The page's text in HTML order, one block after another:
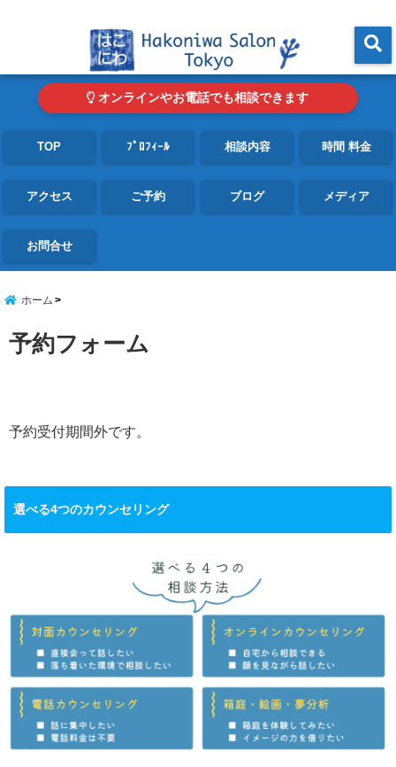
オンラインやお電話でも相談できます
TOP ﾌﾟﾛﾌｨｰﾙ 相談内容 時間 料金
アクセス ご予約 ブログ メディア
お問合せ
ホーム
予約フォーム
予約受付期間外です。
選べる4つのカウンセリング